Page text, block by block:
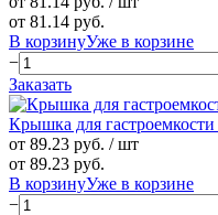
от 81.14 руб.
В корзинуУже в корзине
−
Заказать
Крышка для
от 89.23 руб. / шт
от 89.23 руб.
В корзинуУже в корзине
−